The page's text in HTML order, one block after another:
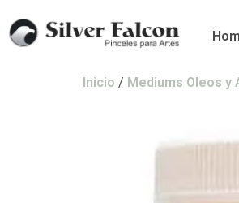
Inicio / Mediums Oleos y